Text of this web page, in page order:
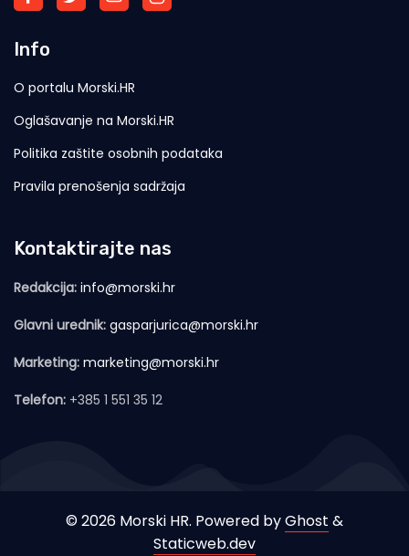
Info
O portalu Morski.HR
Oglašavanje na Morski.HR
Politika zaštite osobnih podataka
Pravila prenošenja sadržaja
Kontaktirajte nas
Redakcija: info@morski.hr
Glavni urednik: gasparjurica@morski.hr
Marketing: marketing@morski.hr
Telefon: +385 1 551 35 12
© 2026 Morski HR. Powered byGhost &
Staticweb.dev